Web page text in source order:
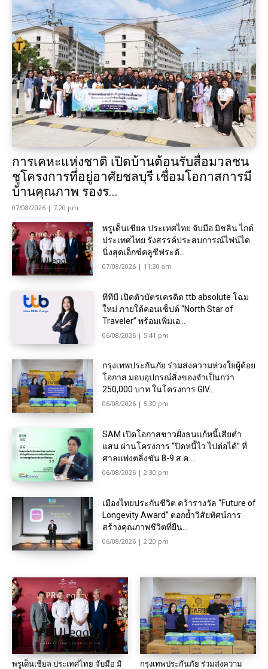
การเคหะแห่งชาติ เปิดบ้านต้อนรับสื่อมวลชน
ชูโครงการที่อยู่อาศัยชลบุรี เชื่อมโอกาสการมี
บ้านคุณภาพ รองร...
07/08/2026 | 7:20 pm
พรูเด็นเชียล ประเทศไทย จับมือ มิชลิน ไกด์
ประเทศไทย รังสรรค์ประสบการณ์ไฟน์ได
นิ่งสุดเอ็กซ์คลูซีฟระดั...
07/08/2026 | 11:30 am
ทีทีบี เปิดตัวบัตรเครดิต ttb absolute โฉม
ใหม่ ภายใต้คอนเซ็ปต์ “North Star of
Traveler” พร้อมเพิ่มเอ...
06/08/2026 | 5:41 pm
กรุงเทพประกันภัย ร่วมส่งความห่วงใยผู้ด้อย
โอกาส มอบอุปกรณ์สิ่งของจำเป็นกว่า
250,000 บาท ในโครงการ GIV...
06/08/2026 | 5:30 pm
SAM เปิดโอกาสชาวฝั่งธนแก้หนี้เสียต่ำ
แสน ผ่านโครงการ “ปิดหนี้ไว ไปต่อได้” ที่
ศาลแพ่งตลิ่งชัน 8-9 ส.ค....
06/08/2026 | 2:30 pm
เมืองไทยประกันชีวิต คว้ารางวัล “Future of
Longevity Award” ตอกย้ำวิสัยทัศน์การ
สร้างคุณภาพชีวิตที่ยืน...
06/08/2026 | 2:20 pm
พรูเด็นเชียล ประเทศไทย จับมือ มิ
กรุงเทพประกันภัย ร่วมส่งความ